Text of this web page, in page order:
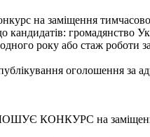
на заміщення
громадянство
одного року або стаж
оголошення за
КОНКУРС на